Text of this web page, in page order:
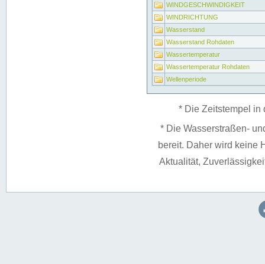
WINDGESCHWINDIGKEIT
WINDRICHTUNG
Wasserstand
Wasserstand Rohdaten
Wassertemperatur
Wassertemperatur Rohdaten
Wellenperiode
* Die Zeitstempel in
* Die Wasserstraßen-
bereit. Daher wird keine
Aktualität,